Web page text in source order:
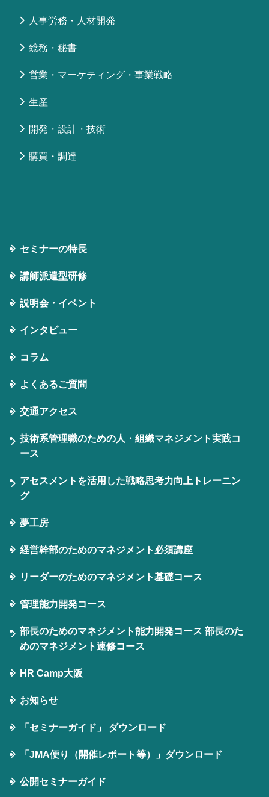
人事労務・人材開発
総務・秘書
営業・マーケティング・事業戦略
生産
開発・設計・技術
購買・調達
セミナーの特⻑
講師派遣型研修
説明会・イベント
インタビュー
コラム
よくあるご質問
交通アクセス
技術系管理職のための人・組織マネジメント実践コ
ース
アセスメントを活用した戦略思考力向上トレーニン
グ
夢工房
経営幹部のためのマネジメント必須講座
リーダーのためのマネジメント基礎コース
管理能力開発コース
部長のためのマネジメント能力開発コース 部長のた
めのマネジメント速修コース
HR Camp大阪
お知らせ
「セミナーガイド」 ダウンロード
「JMA便り（開催レポート等）」ダウンロード
公開セミナーガイド